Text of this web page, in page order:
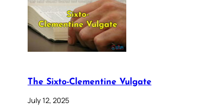
The Sixto-Clementine Vulgate
July 12, 2025